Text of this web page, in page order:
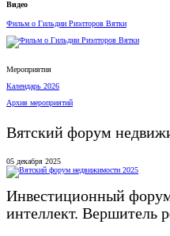
Видео
Фильм о Гильдии Риэлторов Вятки
Мероприятия
Календарь 2026
Архив мероприятий
Вятский форум
05 декабря 2025
Инвестиционный
интеллект. Вершитель